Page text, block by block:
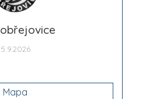
5.9.2026
Mapa